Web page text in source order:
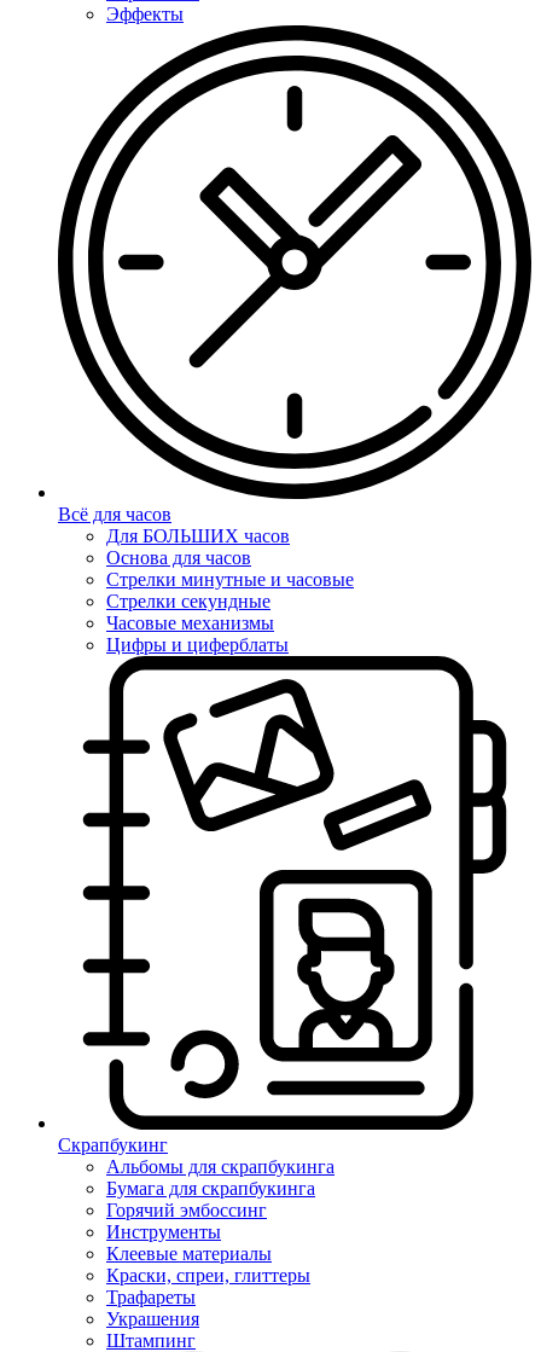
Эффекты
Всё для часов
Для БОЛЬШИХ часов
Основа для часов
Стрелки минутные и часовые
Стрелки секундные
Часовые механизмы
Цифры и циферблаты
Скрапбукинг
Альбомы для скрапбукинга
Бумага для скрапбукинга
Горячий эмбоссинг
Инструменты
Клеевые материалы
Краски, спреи, глиттеры
Трафареты
Украшения
Штампинг